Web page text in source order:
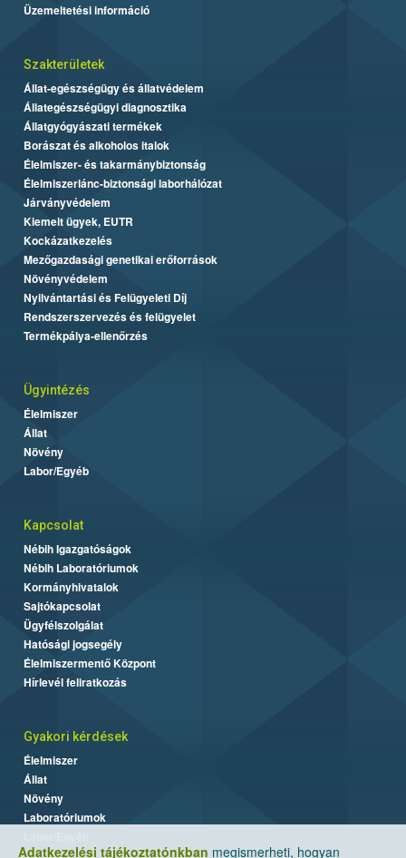
Adatkezelési tájékoztatónkban megismerheti, hogyan
Üzemeltetési információ
Szakterületek
Állat-egészségügy és állatvédelem
Állategészségügyi diagnosztika
Állatgyógyászati termékek
Borászat és alkoholos italok
Élelmiszer- és takarmánybiztonság
Élelmiszerlánc-biztonsági laborhálózat
Járványvédelem
Kiemelt ügyek, EUTR
Kockázatkezelés
Mezőgazdasági genetikai erőforrások
Növényvédelem
Nyilvántartási és Felügyeleti Díj
Rendszerszervezés és felügyelet
Termékpálya-ellenőrzés
Ügyintézés
Élelmiszer
Állat
Növény
Labor/Egyéb
Kapcsolat
Nébih Igazgatóságok
Nébih Laboratóriumok
Kormányhivatalok
Sajtókapcsolat
Ügyfélszolgálat
Hatósági jogsegély
Élelmiszermentő Központ
Hírlevél feliratkozás
Gyakori kérdések
Élelmiszer
Állat
Növény
Laboratóriumok